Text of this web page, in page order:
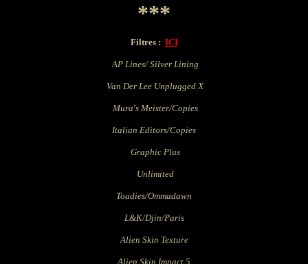
***
Filtres : ICI
AP Lines/ Silver Lining
Van Der Lee UnpluggedX
Mura's Meister/Copies
Italian Editors/Copies
Graphic Plus
Unlimited
Toadies/Ommadawn
L&K/Djin/Paris
Alien Skin Texture
Alien Skin Impact 5